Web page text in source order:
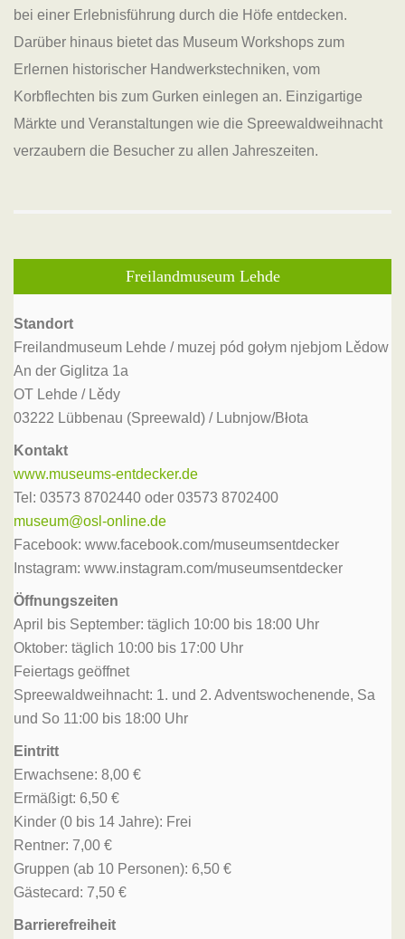
bei einer Erlebnisführung durch die Höfe entdecken.
Darüber hinaus bietet das Museum Workshops zum
Erlernen historischer Handwerkstechniken, vom
Korbflechten bis zum Gurken einlegen an. Einzigartige
Märkte und Veranstaltungen wie die Spreewaldweihnacht
verzaubern die Besucher zu allen Jahreszeiten.
Freilandmuseum Lehde
Standort
Freilandmuseum Lehde / muzej pód gołym njebjom Lědow
An der Giglitza 1a
OT Lehde / Lědy
03222 Lübbenau (Spreewald) / Lubnjow/Błota
Kontakt
www.museums-entdecker.de
Tel: 03573 8702440 oder 03573 8702400
museum@osl-online.de
Facebook: www.facebook.com/museumsentdecker
Instagram: www.instagram.com/museumsentdecker
Öffnungszeiten
April bis September: täglich 10:00 bis 18:00 Uhr
Oktober: täglich 10:00 bis 17:00 Uhr
Feiertags geöffnet
Spreewaldweihnacht: 1. und 2. Adventswochenende, Sa
und So 11:00 bis 18:00 Uhr
Eintritt
Erwachsene: 8,00 €
Ermäßigt: 6,50 €
Kinder (0 bis 14 Jahre): Frei
Rentner: 7,00 €
Gruppen (ab 10 Personen): 6,50 €
Gästecard: 7,50 €
Barrierefreiheit